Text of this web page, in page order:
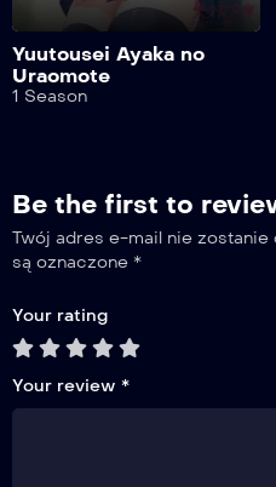
Yuutousei Ayaka no
Uraomote
1 Season
Be the first to
Twój adres e-mail nie zostanie
są oznaczone *
Your rating
Your review *